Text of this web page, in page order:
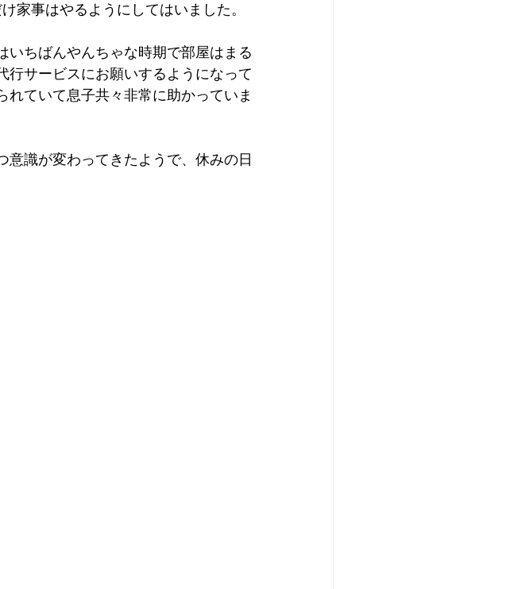
家事はやるようにしてはいました。
いちばんやんちゃな時期で部屋はまる
行サービスにお願いするようになって
ていて息子共々非常に助かっていま
識が変わってきたようで、休みの日